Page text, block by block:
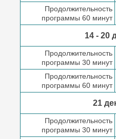
Продолжительность
программы 60 минут
14 - 20
Продолжительность
программы 30 минут
Продолжительность
программы 60 минут
21
Продолжительность
программы 30 минут